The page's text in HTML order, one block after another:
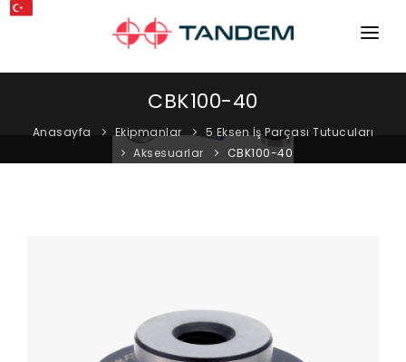
ANA SAYFA
CBK100-40
Anasayfa Ekipmanlar
5 Eksen İş Parçası Tutucuları
Aksesuarlar
CBK100-40